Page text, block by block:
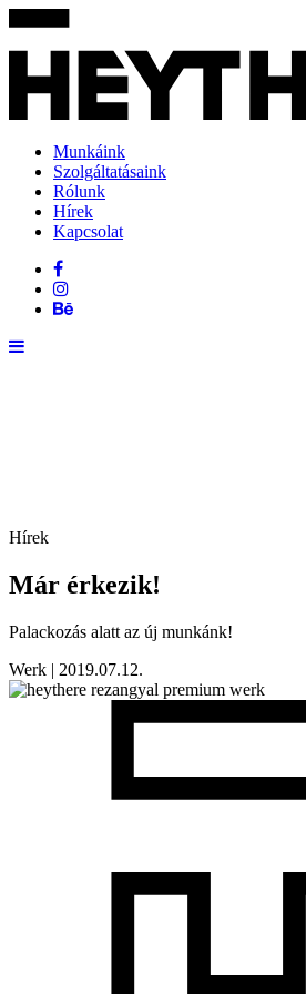
Munkáink
Szolgáltatásaink
Rólunk
Hírek
Kapcsolat
Hírek
Már érkezik!
Palackozás alatt az új munkánk!
Werk | 2019.07.12.